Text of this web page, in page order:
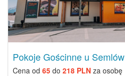
Pokoje Gościnne u Semlów
Cena od 65 do 218 PLN za osobę